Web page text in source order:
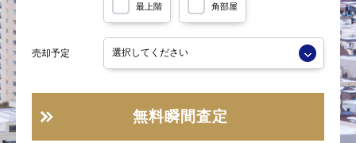
最上階 角部屋
売却予定
無料瞬間査定